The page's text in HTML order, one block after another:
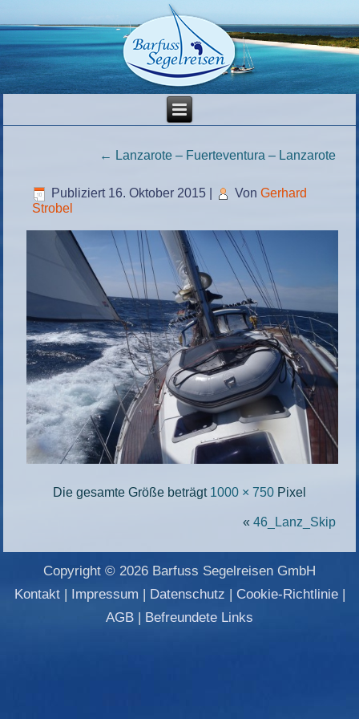
← Lanzarote – Fuerteventura – Lanzarote
Publiziert 16. Oktober 2015 Von Gerhard
Strobel
Die gesamte Größe beträgt 1000 × 750 Pixel
« 46_Lanz_Skip
Copyright © 2026 Barfuss Segelreisen GmbH
Kontakt| Impressum Datenschutz Cookie-Richtlinie|
AGB
Befreundete Links